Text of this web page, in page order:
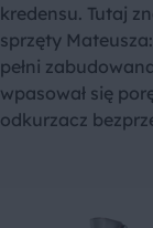
kredensu. Tutaj
sprzęty
pełni
wpasował się
odkurzacz